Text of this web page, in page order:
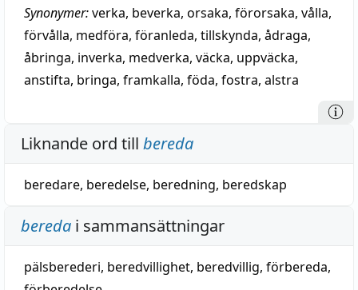
Synonymer:verka, beverka, orsaka, förorsaka, vålla,
förvålla, medföra, föranleda, tillskynda, ådraga,
åbringa, inverka, medverka, väcka, uppväcka,
anstifta, bringa, framkalla, föda, fostra, alstra
Liknande ord till bereda
beredare, beredelse, beredning, beredskap
bereda i sammansättningar
pälsberederi, beredvillighet, beredvillig, förbereda,